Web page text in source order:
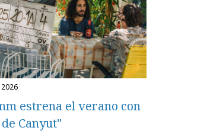
estrena el verano con
Canyut"